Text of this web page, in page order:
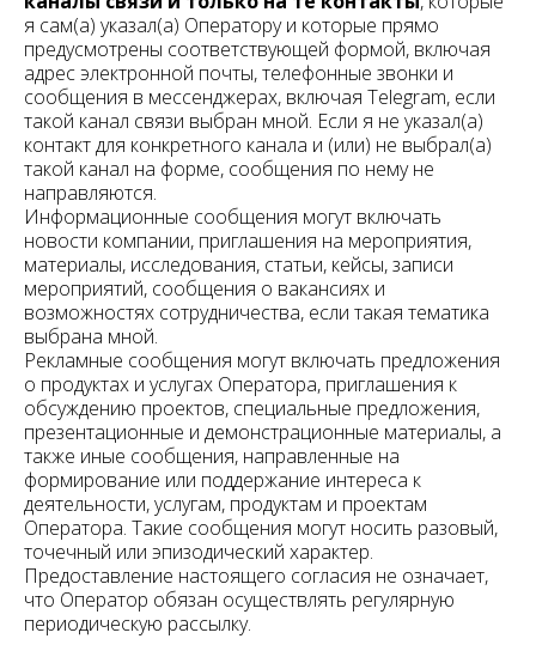
я сам(а) указал(а) Оператору и которые прямо
предусмотрены соответствующей формой, включая
адрес электронной почты, телефонные звонки и
сообщения в мессенджерах, включая Telegram, если
такой канал связи выбран мной. Если я не указал(а)
контакт для конкретного канала и (или) не выбрал(а)
такой канал на форме, сообщения по нему не
направляются.
Информационные сообщения могут включать
новости компании, приглашения на мероприятия,
материалы, исследования, статьи, кейсы, записи
мероприятий, сообщения о вакансиях и
возможностях сотрудничества, если такая тематика
выбрана мной.
Рекламные сообщения могут включать предложения
о продуктах и услугах Оператора, приглашения к
обсуждению проектов, специальные предложения,
презентационные и демонстрационные материалы, а
также иные сообщения, направленные на
формирование или поддержание интереса к
деятельности, услугам, продуктам и проектам
Оператора. Такие сообщения могут носить разовый,
точечный или эпизодический характер.
Предоставление настоящего согласия не означает,
что Оператор обязан осуществлять регулярную
периодическую рассылку.